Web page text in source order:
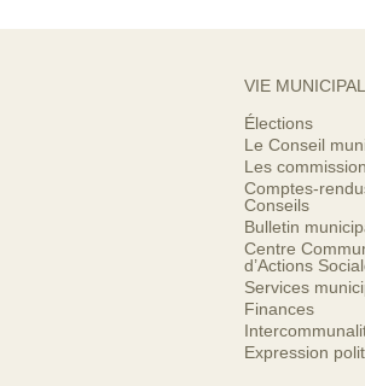
VIE
Élections
Le Conseil
Les
Comptes-
Conseils
Bulletin
Centre
d’Actions
Services
Finances
Expression